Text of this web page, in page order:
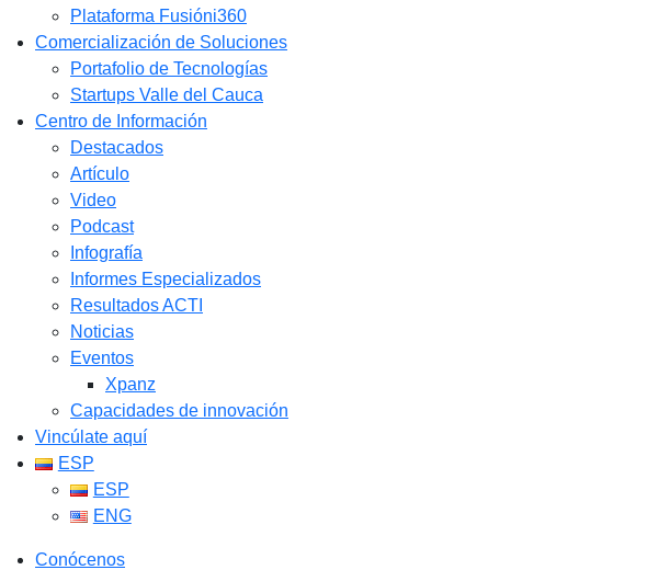
Plataforma Fusióni360
Comercialización de Soluciones
Portafolio de Tecnologías
Startups Valle del Cauca
Centro de Información
Destacados
Artículo
Video
Podcast
Infografía
Informes Especializados
Resultados ACTI
Noticias
Eventos
Xpanz
Capacidades de innovación
Vincúlate aquí
ESP
ESP
ENG
Conócenos